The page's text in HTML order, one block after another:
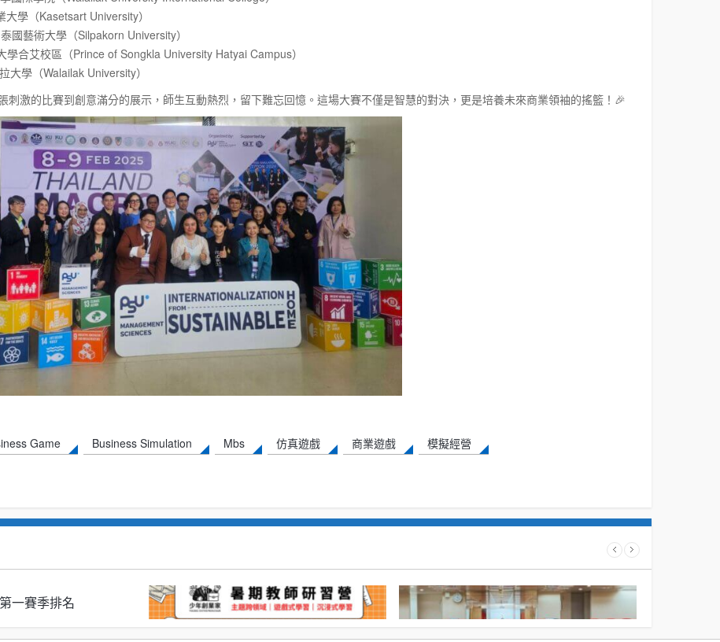
大學（Kasetsart University）
國藝術大學（Silpakorn University）
學合艾校區（Prince of Songkla University Hatyai Campus）
大學（Walailak University）
刺激的比賽到創意滿分的展示，師生互動熱烈，留下難忘回憶。這場大賽不僅是智慧的對決，更是培養未來商業領袖的搖籃！🎉
Game Business Simulation Mbs 仿真遊戲 商業遊戲 模擬經營
一賽季排名